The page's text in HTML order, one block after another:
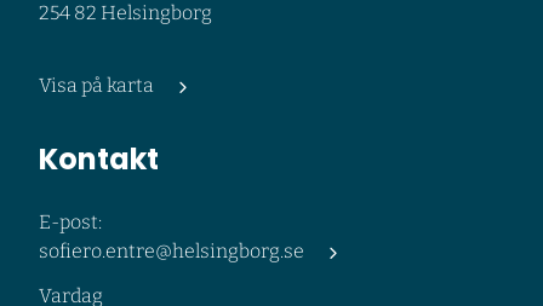
254 82 Helsingborg
Visa på karta
Kontakt
E-post:
sofiero.entre@helsingborg.se
Vardag